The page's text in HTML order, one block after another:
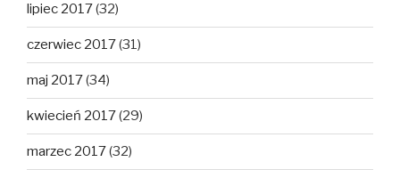
lipiec 2017(32)
czerwiec 2017(31)
maj 2017(34)
kwiecień 2017(29)
marzec 2017(32)